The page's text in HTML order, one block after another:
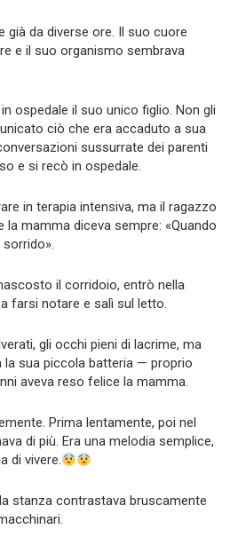
già da diverse ore. Il suo cuore
e il suo organismo sembrava
ospedale il suo unico figlio. Non gli
ciò che era accaduto a sua
sussurrate dei parenti
e si recò in ospedale.
in terapia intensiva, ma il ragazzo
la mamma diceva sempre: «Quando
il corridoio, entrò nella
farsi notare e salì sul letto.
gli occhi pieni di lacrime, ma
la sua piccola batteria — proprio
aveva reso felice la mamma.
Prima lentamente, poi nel
di più. Era una melodia semplice,
di vivere.
stanza contrastava bruscamente